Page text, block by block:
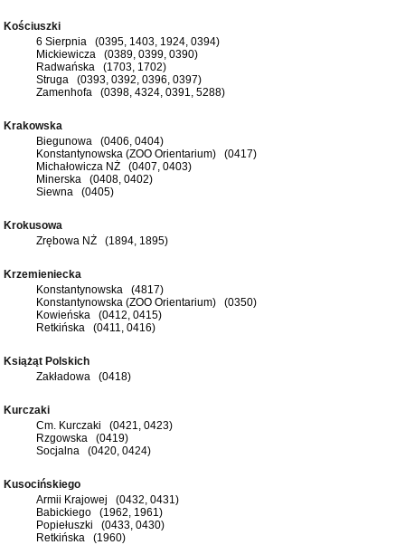
Kościuszki
6 Sierpnia (0395, 1403, 1924, 0394)
Mickiewicza (0389, 0399, 0390)
Radwańska (1703, 1702)
Struga (0393, 0392, 0396, 0397)
Zamenhofa (0398, 4324, 0391, 5288)
Krakowska
Biegunowa (0406, 0404)
Konstantynowska (ZOO Orientarium) (0417)
Michałowicza NŻ (0407, 0403)
Minerska (0408, 0402)
Siewna (0405)
Krokusowa
Zrębowa NŻ (1894, 1895)
Krzemieniecka
Konstantynowska (4817)
Konstantynowska (ZOO Orientarium) (0350)
Kowieńska (0412, 0415)
Retkińska (0411, 0416)
Książąt Polskich
Zakładowa (0418)
Kurczaki
Cm. Kurczaki (0421, 0423)
Rzgowska (0419)
Socjalna (0420, 0424)
Kusocińskiego
Armii Krajowej (0432, 0431)
Babickiego (1962, 1961)
Popiełuszki (0433, 0430)
Retkińska (1960)